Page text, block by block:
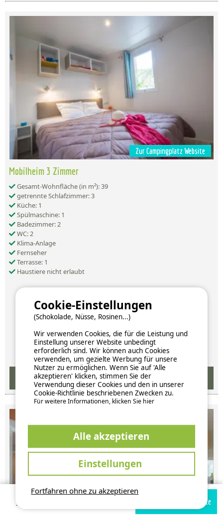
Zur Campingplatz Website
Zur Campingplatz Website
Mobilheim 3 Zimmer
Gesamt-Wohnfläche (in m²): 39
getrennte Schlafzimmer: 3
Küche: 1
Spülmaschine: 1
Badezimmer: 2
WC: 2
Klima-Anlage
Fernseher
Terrasse: 1
Haustiere nicht erlaubt
Verfügbarkeiten und Preise
Fortfahren ohne zu akzeptieren
Cookie-Einstellungen
(Schokolade, Nüsse, Rosinen...)
Wir verwenden Cookies, die für die Leistung und
Einstellung unserer Website unbedingt
erforderlich sind. Wir können auch Cookies
verwenden, um gezielte Werbung für unsere
Nutzer zu ermöglichen. Wenn Sie auf 'Alle
akzeptieren' klicken, stimmen Sie der
Verwendung dieser Cookies und den in unserer
Cookie-Richtlinie beschriebenen Zwecken zu.
Für weitere Informationen, klicken Sie hier
Alle akzeptieren
Einstellungen